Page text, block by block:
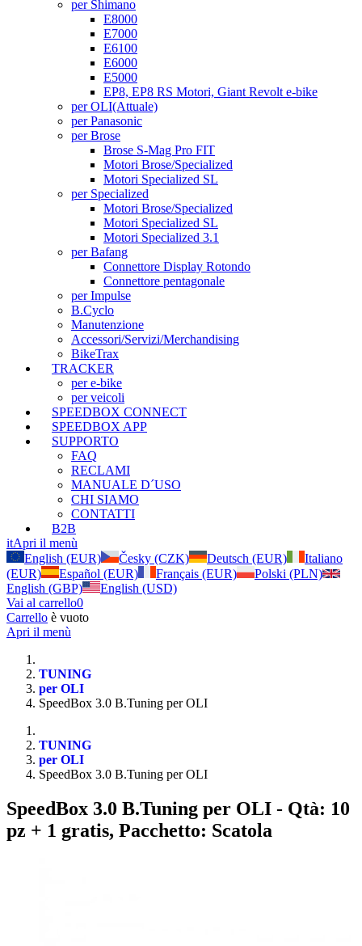
per Shimano
E8000
E7000
E6100
E6000
E5000
EP8, EP8 RS Motori, Giant Revolt e-bike
per OLI(Attuale)
per Panasonic
per Brose
Brose S-Mag Pro FIT
Motori Brose/Specialized
Motori Specialized SL
per Specialized
Motori Brose/Specialized
Motori Specialized SL
Motori Specialized 3.1
per Bafang
Connettore Display Rotondo
Connettore pentagonale
per Impulse
B.Cyclo
Manutenzione
Accessori/Servizi/Merchandising
BikeTrax
TRACKER
per e-bike
per veicoli
SPEEDBOX CONNECT
SPEEDBOX APP
SUPPORTO
FAQ
RECLAMI
MANUALE D´USO
CHI SIAMO
CONTATTI
B2B
itApri il menù
English (EUR)
Česky (CZK) Deutsch (EUR)
Italiano
(EUR)
Español (EUR) Français (EUR)
Polski (PLN)
English (GBP)
English (USD)
Vai al carrello0
Carrello è vuoto
Apri il menù
TUNING
per OLI
SpeedBox 3.0 B.Tuning per OLI
TUNING
per OLI
SpeedBox 3.0 B.Tuning per OLI
SpeedBox 3.0 B.Tuning per OLI - Qtà: 10
pz + 1 gratis, Pacchetto: Scatola